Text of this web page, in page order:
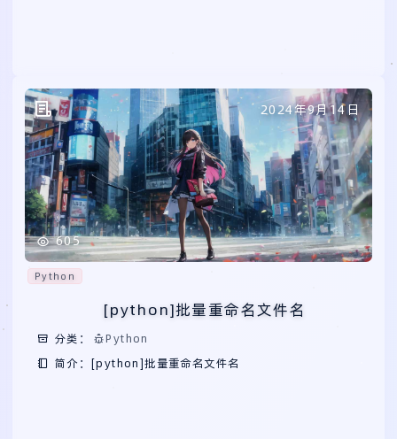
2024年9月14日
605
Python
[python]批量重命名文件名
分类：
Python
简介：[python]批量重命名文件名